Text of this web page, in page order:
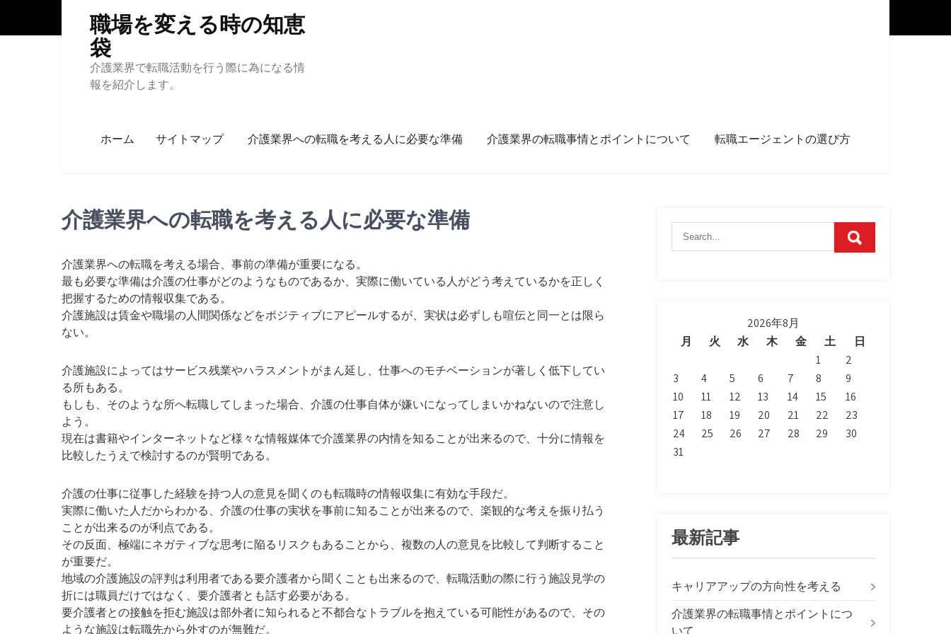
職場を変える時の知恵
袋
介護業界で転職活動を行う際に為になる情
報を紹介します。
ホーム サイトマップ 介護業界への転職を考える人に必要な準備 介護業界の転職事情とポイントについて 転職エージェントの選び方
介護業界への転職を考える人に必要な準備
介護業界への転職を考える場合、事前の準備が重要になる。
最も必要な準備は介護の仕事がどのようなものであるか、実際に働いている人がどう考えているかを正しく
把握するための情報収集である。
介護施設は賃金や職場の人間関係などをポジティブにアピールするが、実状は必ずしも喧伝と同一とは限ら
ない。
介護施設によってはサービス残業やハラスメントがまん延し、仕事へのモチベーションが著しく低下してい
る所もある。
もしも、そのような所へ転職してしまった場合、介護の仕事自体が嫌いになってしまいかねないので注意し
よう。
現在は書籍やインターネットなど様々な情報媒体で介護業界の内情を知ることが出来るので、十分に情報を
比較したうえで検討するのが賢明である。
介護の仕事に従事した経験を持つ人の意見を聞くのも転職時の情報収集に有効な手段だ。
実際に働いた人だからわかる、介護の仕事の実状を事前に知ることが出来るので、楽観的な考えを振り払う
ことが出来るのが利点である。
その反面、極端にネガティブな思考に陥るリスクもあることから、複数の人の意見を比較して判断すること
が重要だ。
地域の介護施設の評判は利用者である要介護者から聞くことも出来るので、転職活動の際に行う施設見学の
折には職員だけではなく、要介護者とも話す必要がある。
要介護者との接触を拒む施設は部外者に知られると不都合なトラブルを抱えている可能性があるので、その
ような施設は転職先から外すのが無難だ。
2026年8月
月
火 水 木 金 土
日
1
2
3
4 5 6 7 8
9
10
11 12 13 14 15
16
17
18 19 20 21 22
23
24
25 26 27 28 29
30
31
最新記事
キャリアアップの方向性を考える
介護業界の転職事情とポイントにつ
いて